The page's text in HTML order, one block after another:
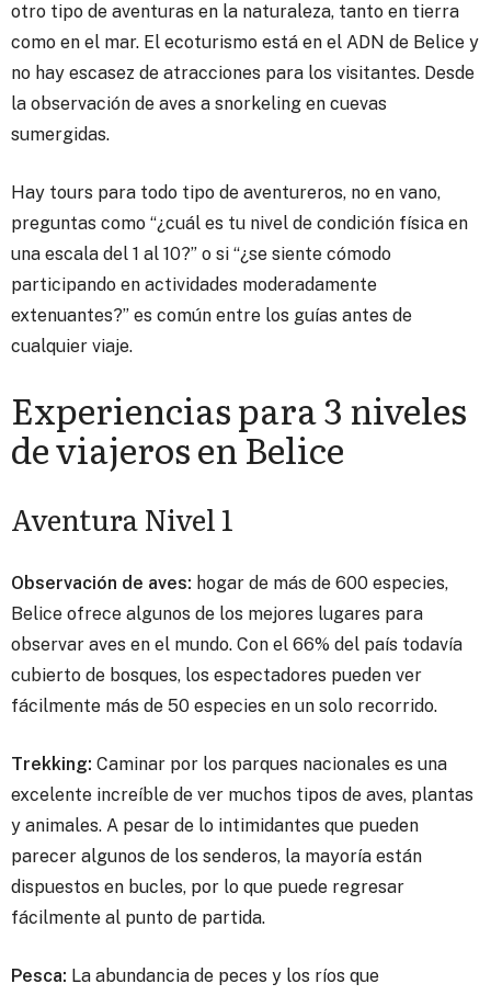
otro tipo de aventuras en la naturaleza, tanto en tierra
como en el mar. El ecoturismo está en el ADN de Belice y
no hay escasez de atracciones para los visitantes. Desde
la observación de aves a snorkeling en cuevas
sumergidas.
Hay tours para todo tipo de aventureros, no en vano,
preguntas como “¿cuál es tu nivel de condición física en
una escala del 1 al 10?” o si “¿se siente cómodo
participando en actividades moderadamente
extenuantes?” es común entre los guías antes de
cualquier viaje.
Experiencias para 3 niveles
de viajeros en Belice
Aventura Nivel 1
Observación de aves: hogar de más de 600 especies,
Belice ofrece algunos de los mejores lugares para
observar aves en el mundo. Con el 66% del país todavía
cubierto de bosques, los espectadores pueden ver
fácilmente más de 50 especies en un solo recorrido.
Trekking: Caminar por los parques nacionales es una
excelente increíble de ver muchos tipos de aves, plantas
y animales. A pesar de lo intimidantes que pueden
parecer algunos de los senderos, la mayoría están
dispuestos en bucles, por lo que puede regresar
fácilmente al punto de partida.
Pesca: La abundancia de peces y los ríos que